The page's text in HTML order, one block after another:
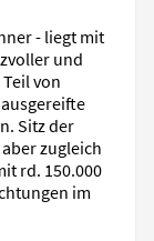
- liegt mit
und
von
Sitz der
zugleich
rd. 150.000
im